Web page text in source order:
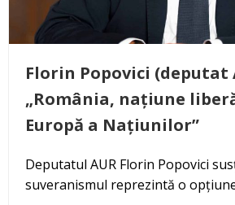
Florin Popovici (deputat
„România, națiune
Europă a Națiunilor”
Deputatul AUR Florin Popovici
suveranismul reprezintă o